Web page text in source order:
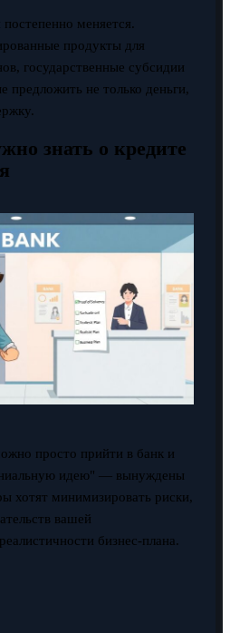
меняется.
продукты для
государственные субсидии
предложить не только деньги,
знать о кредите
просто прийти в банк и
идею" — вынуждены
хотят минимизировать риски,
вашей
бизнес-плана.